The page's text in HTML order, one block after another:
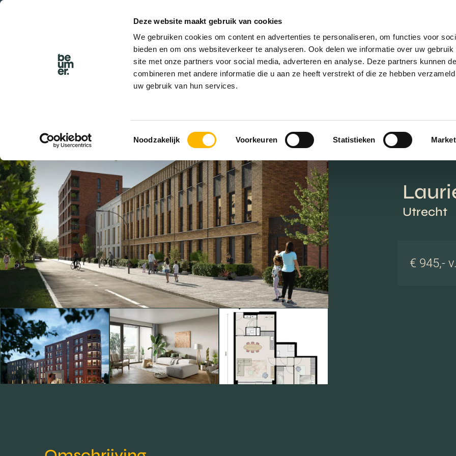
Deze website maakt gebruik van cookies
We gebruiken cookies om content en advertenties te personaliseren, om functies voor
bieden en om ons websiteverkeer te analyseren. Ook delen we informatie over uw gebruik
site met onze partners voor social media, adverteren en analyse. Deze partners kunnen
combineren met andere informatie die u aan ze heeft verstrekt of die ze hebben
uw gebruik van hun services.
Toestemmingsselectie
Noodzakelijk Voorkeuren Statistieken
Utrecht
€ 945,-